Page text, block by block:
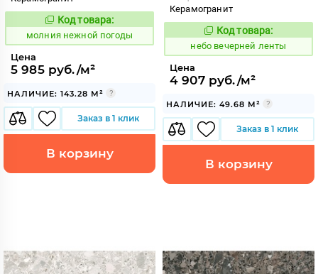
1008071
Код товара:
молния нежной погоды
Цена
5 985 руб./м²
НАЛИЧИЕ: 143.28 М²
Заказ в 1 клик
В корзину
Керамогранит
1110918
Код товара:
небо вечерней ленты
Цена
4 907 руб./м²
НАЛИЧИЕ: 49.68 М²
Заказ в 1 клик
В корзину